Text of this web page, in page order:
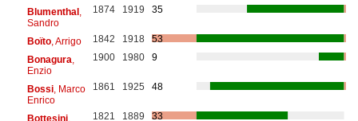
Blumenthal,
Sandro
1874 1919 35
Boïto, Arrigo 1842 1918
53
Bonagura
Enzio
1900 1980 9
Bossi, Marco
Enrico
1861 1925 48
Bottesini,
1821 1889 33